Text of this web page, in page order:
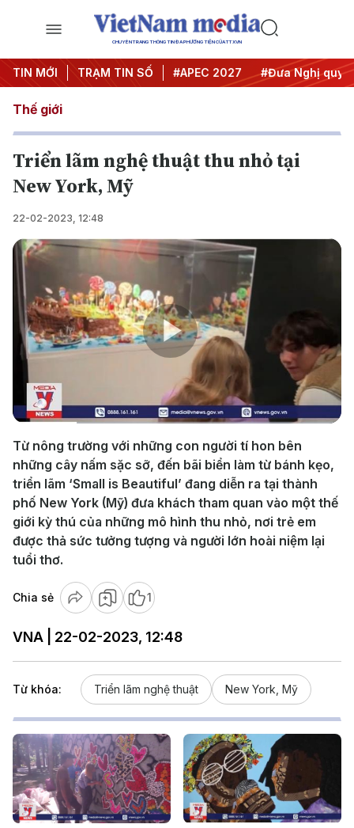
CHUYÊN TRANG THÔNG TIN ĐA PHƯƠNG TIỆN CỦA TTXVN
TIN MỚI TRẠM TIN SỐ
#Hội nghị Trung ương 3 #APEC 2027 #Đưa Nghị quyết
Thế giới
Triển lãm nghệ thuật thu nhỏ tại
New York, Mỹ
22-02-2023, 12:48
Play
Video
Từ nông trường với những con người tí hon bên
những cây nấm sặc sỡ, đến bãi biển làm từ bánh kẹo,
triển lãm ‘Small is Beautiful’ đang diễn ra tại thành
phố New York (Mỹ) đưa khách tham quan vào một thế
giới kỳ thú của những mô hình thu nhỏ, nơi trẻ em
được thả sức tưởng tượng và người lớn hoài niệm lại
tuổi thơ.
Chia sẻ 1
VNA | 22-02-2023, 12:48
Từ khóa: Triển lãm nghệ thuật New York, Mỹ